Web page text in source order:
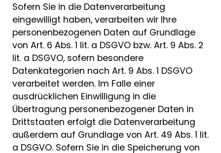
Sofern Sie in die Datenverarbeitung
eingewilligt haben, verarbeiten wir Ihre
personenbezogenen Daten auf Grundlage
von Art. 6 Abs. 1 lit. a DSGVO bzw. Art. 9 Abs. 2
lit. a DSGVO, sofern besondere
Datenkategorien nach Art. 9 Abs. 1 DSGVO
verarbeitet werden. Im Falle einer
ausdrücklichen Einwilligung in die
Übertragung personenbezogener Daten in
Drittstaaten erfolgt die Datenverarbeitung
außerdem auf Grundlage von Art. 49 Abs. 1 lit.
a DSGVO. Sofern Sie in die Speicherung von